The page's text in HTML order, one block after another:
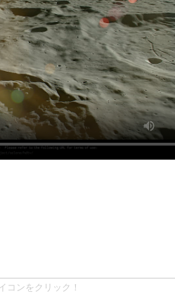
コンをクリック！